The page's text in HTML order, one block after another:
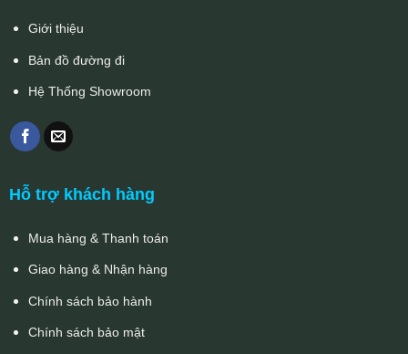
Giới thiệu
Bản đồ đường đi
Hệ Thống Showroom
Hỗ trợ khách hàng
Mua hàng & Thanh toán
Giao hàng & Nhận hàng
Chính sách bảo hành
Chính sách bảo mật